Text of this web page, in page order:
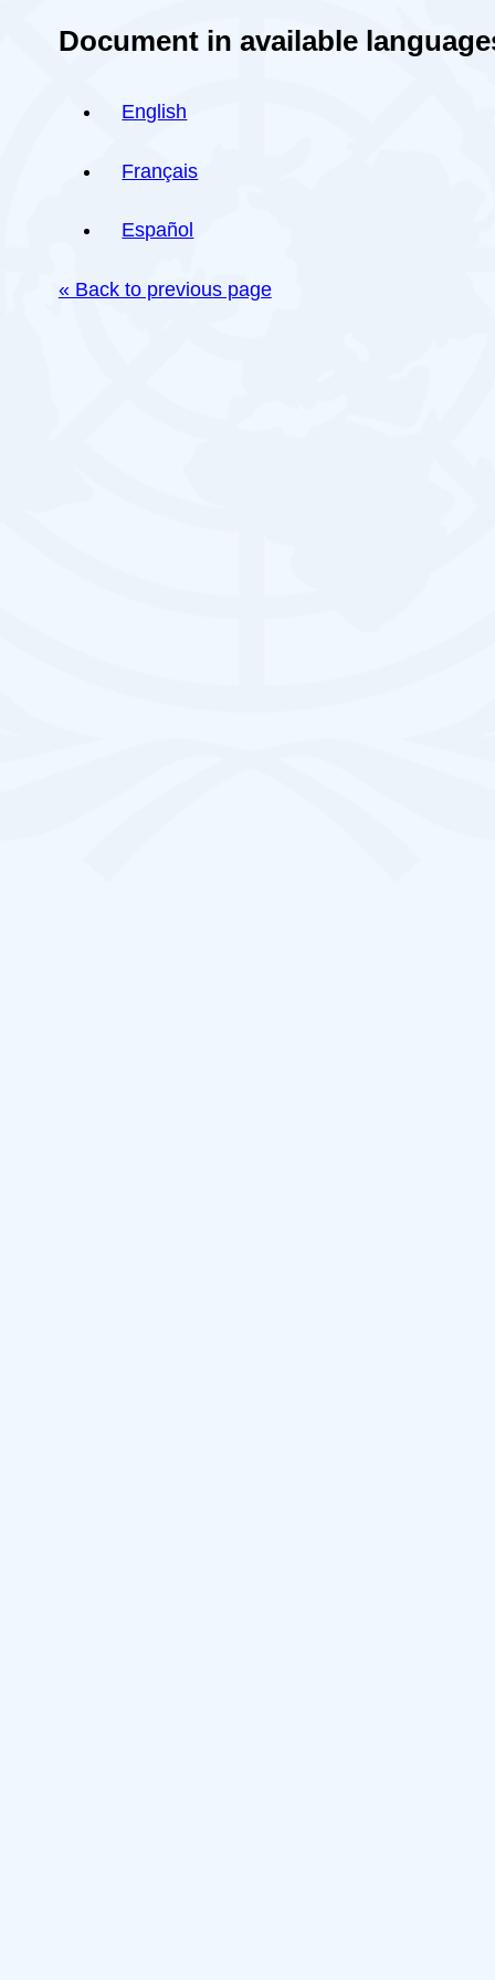
Document in available
English
Français
Español
« Back to previous page